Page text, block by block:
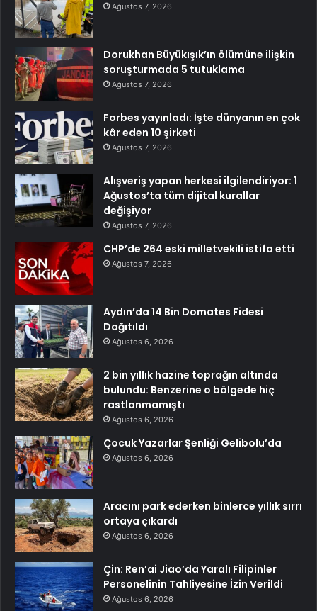
Ağustos 7, 2026
Dorukhan Büyükışık’ın ölümüne ilişkin
soruşturmada 5 tutuklama
Ağustos 7, 2026
Forbes yayınladı: İşte dünyanın en çok
kâr eden 10 şirketi
Ağustos 7, 2026
Alışveriş yapan herkesi ilgilendiriyor: 1
Ağustos’ta tüm dijital kurallar
değişiyor
Ağustos 7, 2026
CHP’de 264 eski milletvekili istifa etti
Ağustos 7, 2026
Aydın’da 14 Bin Domates Fidesi
Dağıtıldı
Ağustos 6, 2026
2 bin yıllık hazine toprağın altında
bulundu: Benzerine o bölgede hiç
rastlanmamıştı
Ağustos 6, 2026
Çocuk Yazarlar Şenliği Gelibolu’da
Ağustos 6, 2026
Aracını park ederken binlerce yıllık sırrı
ortaya çıkardı
Ağustos 6, 2026
Çin: Ren’ai Jiao’da Yaralı Filipinler
Personelinin Tahliyesine İzin Verildi
Ağustos 6, 2026